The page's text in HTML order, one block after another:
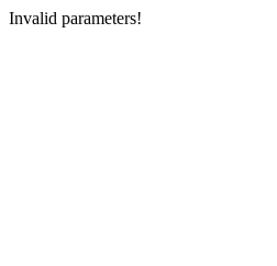
Invalid parameters!